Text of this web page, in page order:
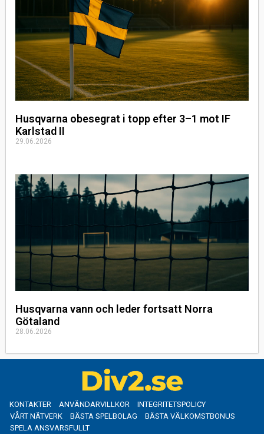
Husqvarna obesegrat i topp efter 3–1 mot IF
Karlstad II
29.06.2026
Husqvarna vann och leder fortsatt Norra
Götaland
28.06.2026
KONTAKTER ANVÄNDARVILLKOR
INTEGRITETSPOLICY
VÅRT NÄTVERK
BÄSTA SPELBOLAG
BÄSTA VÄLKOMSTBONUS
SPELA ANSVARSFULLT